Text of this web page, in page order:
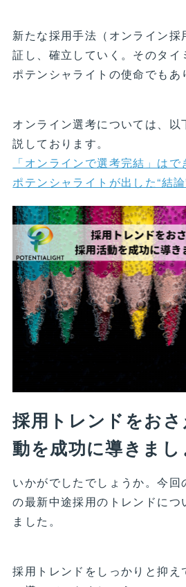
新たな採用手法（オンライン採
証し、確立していく。そのタイ
ポテンシャライトの使命でもあ
オンライン選考については、以
説しております。
「オンラインで選考完結」は
ポテンシャライトが出した“結論
採用トレンドをお
動を成功に導きまし
いかがでしたでしょうか。今
の最新中途採用のトレンドにつ
ました。
採用トレンドをしっかりと抑え